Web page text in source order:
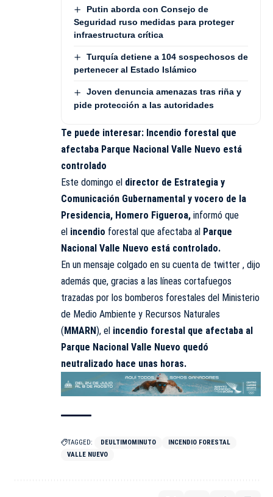
Putin aborda con Consejo de
Seguridad ruso medidas para proteger
infraestructura crítica
Turquía detiene a 104 sospechosos de
pertenecer al Estado Islámico
Joven denuncia amenazas tras riña y
pide protección a las autoridades
Te puede interesar: Incendio forestal que
afectaba Parque Nacional Valle Nuevo está
controlado
Este domingo el director de Estrategia y
Comunicación Gubernamental y vocero de la
Presidencia, Homero Figueroa, informó que
el incendio forestal que afectaba al Parque
Nacional Valle Nuevo está controlado.
En un mensaje colgado en su cuenta de twitter , dijo
además que, gracias a las líneas cortafuegos
trazadas por los bomberos forestales del Ministerio
de Medio Ambiente y Recursos Naturales
(MMARN), el incendio forestal que afectaba al
Parque Nacional Valle Nuevo quedó
neutralizado hace unas horas.
TAGGED: DEULTIMOMINUTO
INCENDIO FORESTAL
VALLE NUEVO